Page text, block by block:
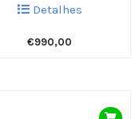
Detalhes
€990,00